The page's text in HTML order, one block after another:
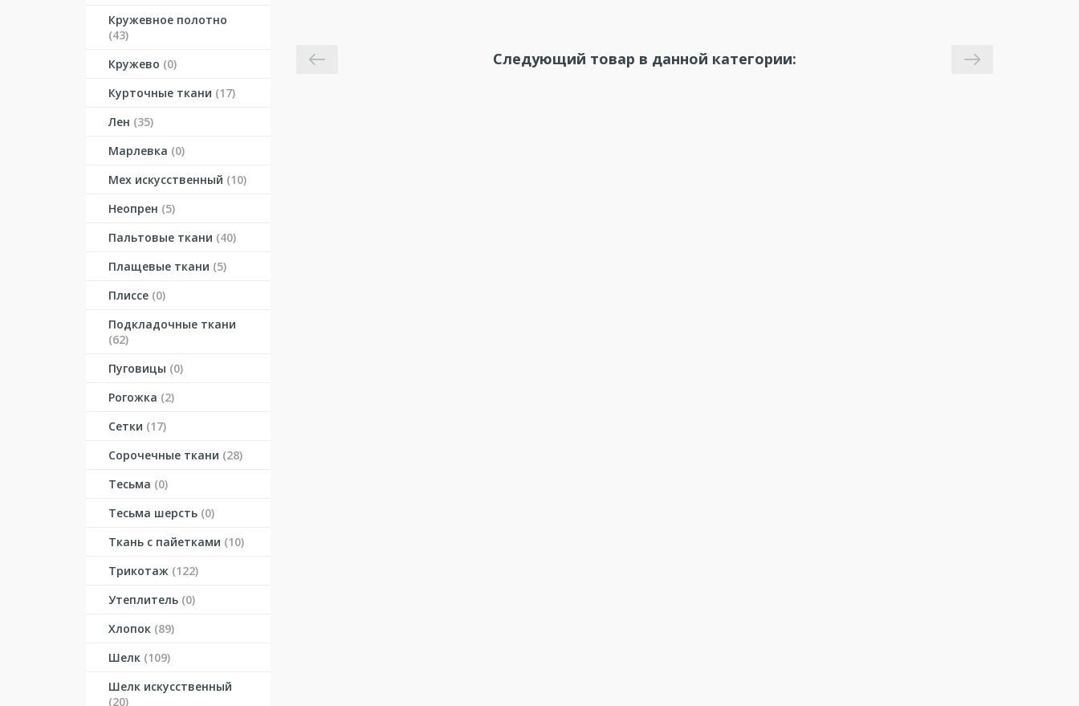
Кружевное полотно
(43)
Кружево (0)
Курточные ткани (17)
Лен (35)
Марлевка (0)
Мех искусственный (10)
Неопрен (5)
Пальтовые ткани (40)
Плащевые ткани (5)
Плиссе (0)
Подкладочные ткани
(62)
Пуговицы (0)
Рогожка (2)
Сетки (17)
Сорочечные ткани (28)
Тесьма (0)
Тесьма шерсть (0)
Ткань с пайетками (10)
Трикотаж (122)
Утеплитель (0)
Хлопок (89)
Шелк (109)
Шелк искусственный
(20)
Следующий товар в данной категории: